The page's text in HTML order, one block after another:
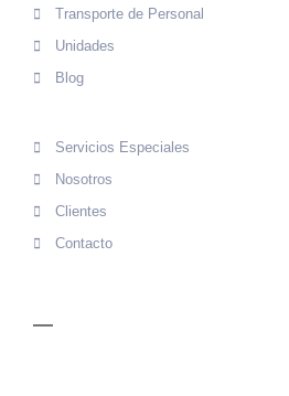
Transporte de Personal
Unidades
Blog
Servicios Especiales
Nosotros
Clientes
Contacto